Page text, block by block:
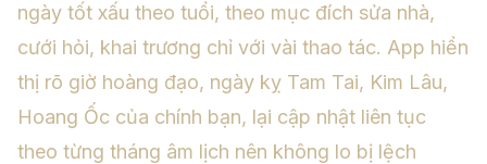
ngày tốt xấu theo tuổi, theo mục đích sửa nhà,
cưới hỏi, khai trương chỉ với vài thao tác. App hiển
thị rõ giờ hoàng đạo, ngày kỵ Tam Tai, Kim Lâu,
Hoang Ốc của chính bạn, lại cập nhật liên tục
theo từng tháng âm lịch nên không lo bị lệch